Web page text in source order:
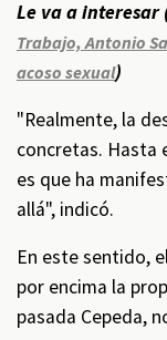
Le va a interesar
Trabajo, Antonio
acoso sexual)
"Realmente, la
concretas. Hasta
es que ha
allá", indicó.
En este sentido,
por encima la
pasada Cepeda,